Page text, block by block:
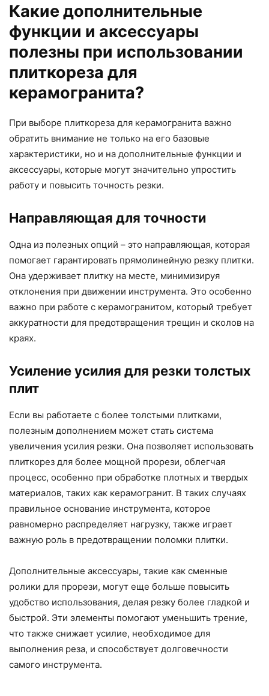
Какие дополнительные
функции и аксессуары
полезны при использовании
плиткореза для
керамогранита?
При выборе плиткореза для керамогранита важно
обратить внимание не только на его базовые
характеристики, но и на дополнительные функции и
аксессуары, которые могут значительно упростить
работу и повысить точность резки.
Направляющая для точности
Одна из полезных опций – это направляющая, которая
помогает гарантировать прямолинейную резку плитки.
Она удерживает плитку на месте, минимизируя
отклонения при движении инструмента. Это особенно
важно при работе с керамогранитом, который требует
аккуратности для предотвращения трещин и сколов на
краях.
Усиление усилия для резки толстых
плит
Если вы работаете с более толстыми плитками,
полезным дополнением может стать система
увеличения усилия резки. Она позволяет использовать
плиткорез для более мощной прорези, облегчая
процесс, особенно при обработке плотных и твердых
материалов, таких как керамогранит. В таких случаях
правильное основание инструмента, которое
равномерно распределяет нагрузку, также играет
важную роль в предотвращении поломки плитки.
Дополнительные аксессуары, такие как сменные
ролики для прорези, могут еще больше повысить
удобство использования, делая резку более гладкой и
быстрой. Эти элементы помогают уменьшить трение,
что также снижает усилие, необходимое для
выполнения реза, и способствует долговечности
самого инструмента.